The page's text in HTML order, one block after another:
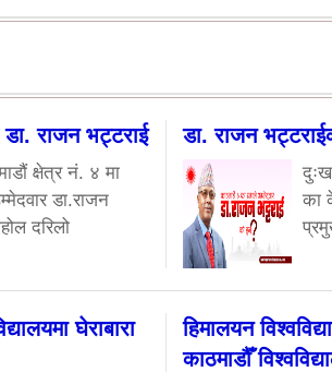
डा. राजन भट्टराई
क्षेत्र नं. ४ मा
डा.राजन
दरिलो
डा. राजन
का
घेराबारा
हिमालयन
काठमाडौँ